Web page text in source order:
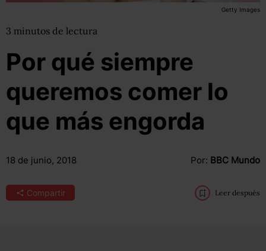
Getty Images
3 minutos de lectura
Por qué siempre
queremos comer lo
que más engorda
18 de junio, 2018 Por: BBC Mundo
Compartir Leer después